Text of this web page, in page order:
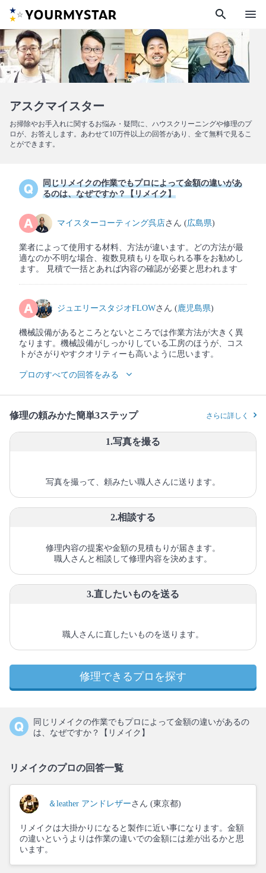
search menu
アスクマイスター
お掃除やお手入れに関するお悩み・疑問に、ハウスクリーニングや修理のプ
ロが、お答えします。あわせて10万件以上の回答があり、全て無料で見るこ
とができます。
同じリメイクの作業でもプロによって金額の違いがあ
るのは、なぜですか？【リメイク】
マイスターコーティング呉店さん (広島県)
業者によって使用する材料、方法が違います。どの方法が最
適なのか不明な場合、複数見積もりを取られる事をお勧めし
ます。 見積で一括とあれば内容の確認が必要と思われます
ジュエリースタジオFLOWさん (鹿児島県)
機械設備があるところとないところでは作業方法が大きく異
なります。機械設備がしっかりしている工房のほうが、コス
トがさがりやすクオリティーも高いように思います。
プロのすべての回答をみる
修理の頼みかた簡単3ステップ さらに詳しく
1.写真を撮る
写真を撮って、頼みたい職人さんに送ります。
2.相談する
修理内容の提案や金額の見積もりが届きます。
職人さんと相談して修理内容を決めます。
3.直したいものを送る
職人さんに直したいものを送ります。
修理できるプロを探す
同じリメイクの作業でもプロによって金額の違いがあるの
は、なぜですか？【リメイク】
リメイクのプロの回答一覧
＆leather アンドレザー さん (東京都)
リメイクは大掛かりになると製作に近い事になります。金額
の違いというよりは作業の違いでの金額には差が出るかと思
います。